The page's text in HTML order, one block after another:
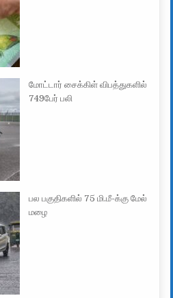
மோட்டார் சைக்கிள் விபத்துகளில்
749பேர் பலி
பல பகுதிகளில் 75 மி.மீ-க்கு மேல்
மழை